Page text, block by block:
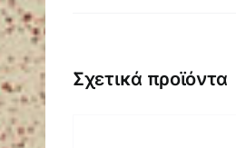
Σχετικά προϊόντα